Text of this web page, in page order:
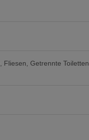
Fliesen Getrennte Toiletten